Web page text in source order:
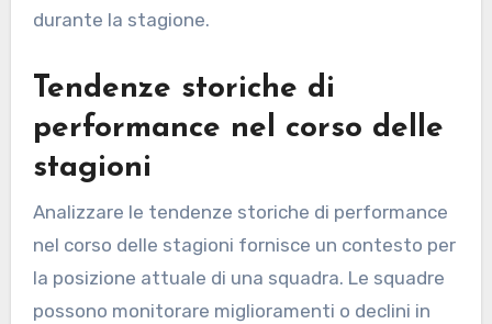
durante la stagione.
Tendenze storiche di
performance nel corso delle
stagioni
Analizzare le tendenze storiche di performance
nel corso delle stagioni fornisce un contesto per
la posizione attuale di una squadra. Le squadre
possono monitorare miglioramenti o declini in